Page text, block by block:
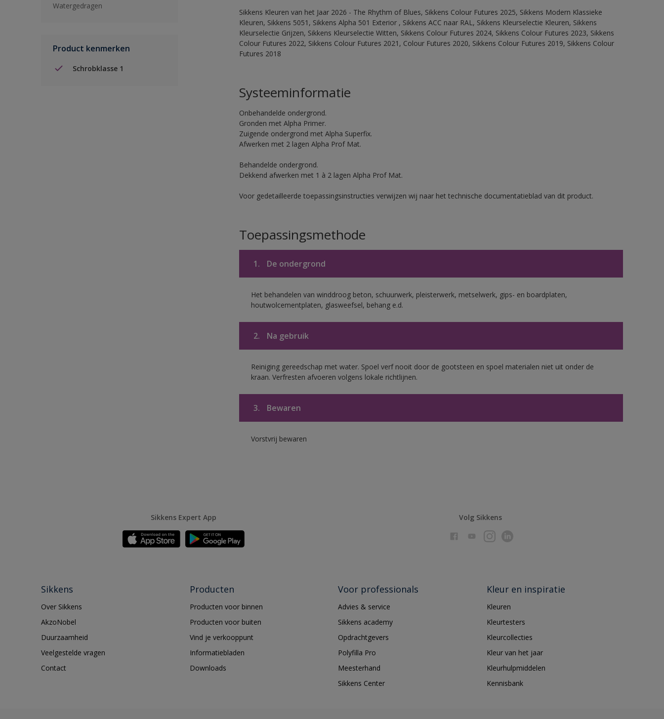
Watergedragen
Product kenmerken
Schrobklasse 1
Sikkens Kleuren van het Jaar 2026 - The Rhythm of Blues, Sikkens Colour Futures 2025, Sikkens Modern Klassieke
Kleuren, Sikkens 5051, Sikkens Alpha 501 Exterior , Sikkens ACC naar RAL, Sikkens Kleurselectie Kleuren, Sikkens
Kleurselectie Grijzen, Sikkens Kleurselectie Witten, Sikkens Colour Futures 2024, Sikkens Colour Futures 2023, Sikkens
Colour Futures 2022, Sikkens Colour Futures 2021, Colour Futures 2020, Sikkens Colour Futures 2019, Sikkens Colour
Futures 2018
Systeeminformatie
Onbehandelde ondergrond.
Gronden met Alpha Primer.
Zuigende ondergrond met Alpha Superfix.
Afwerken met 2 lagen Alpha Prof Mat.
Behandelde ondergrond.
Dekkend afwerken met 1 à 2 lagen Alpha Prof Mat.
Voor gedetailleerde toepassingsinstructies verwijzen wij naar het technische documentatieblad van dit product.
Toepassingsmethode
1. De ondergrond
Het behandelen van winddroog beton, schuurwerk, pleisterwerk, metselwerk, gips- en boardplaten,
houtwolcementplaten, glasweefsel, behang e.d.
2. Na gebruik
Reiniging gereedschap met water. Spoel verf nooit door de gootsteen en spoel materialen niet uit onder de
kraan. Verfresten afvoeren volgens lokale richtlijnen.
3. Bewaren
Vorstvrij bewaren
Sikkens Expert App Volg Sikkens
Sikkens
Over Sikkens
AkzoNobel
Duurzaamheid
Veelgestelde vragen
Contact
Producten
Producten voor binnen
Producten voor buiten
Vind je verkooppunt
Informatiebladen
Downloads
Voor professionals
Advies & service
Sikkens academy
Opdrachtgevers
Polyfilla Pro
Meesterhand
Sikkens Center
Kleur en inspiratie
Kleuren
Kleurtesters
Kleurcollecties
Kleur van het jaar
Kleurhulpmiddelen
Kennisbank